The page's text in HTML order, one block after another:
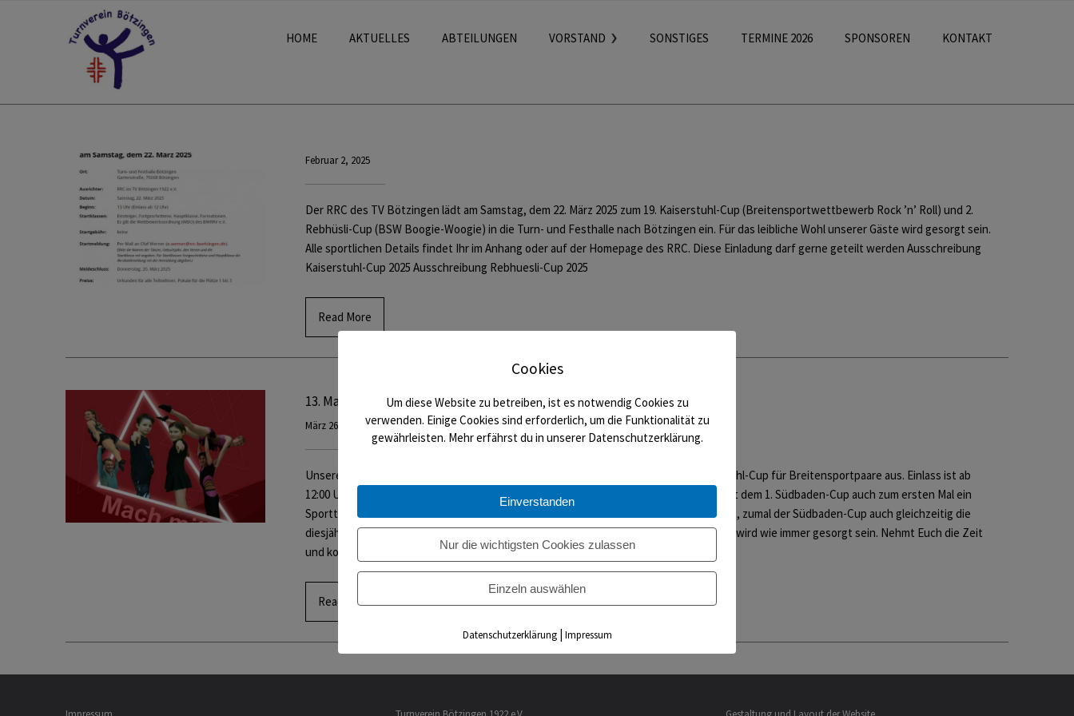
HOME AKTUELLES ABTEILUNGEN VORSTAND SONSTIGES TERMINE 2026 SPONSOREN KONTAKT
Februar 2, 2025
Der RRC des TV Bötzingen lädt am Samstag, dem 22. März 2025 zum 19. Kaiserstuhl-Cup (Breitensportwettbewerb Rock ’n’ Roll) und 2.
Rebhüsli-Cup (BSW Boogie-Woogie) in die Turn- und Festhalle nach Bötzingen ein. Für das leibliche Wohl unserer Gäste wird gesorgt sein.
Alle sportlichen Details findet Ihr im Anhang oder auf der Homepage des RRC. Diese Einladung darf gerne geteilt werden Ausschreibung
Kaiserstuhl-Cup 2025 Ausschreibung Rebhuesli-Cup 2025
Read More
13. Mai 2023 – Großer Turniertag Rock ’n’ Roll!
März 26, 2023
Unsere Rock ’n’ Roll Abteilung richtet am Samstag, den 13. Mai 2023 ihren 17. Kaiserstuhl-Cup für Breitensportpaare aus. Einlass ist ab
12:00 Uhr – Wettbewerbsbeginn um 13:00 Uhr! Turnierbeginn ab Gleichzeitig wird es mit dem 1. Südbaden-Cup auch zum ersten Mal ein
Sportturnier in Bötzingen geben. Es wird also reichlich sehenswertes geboten werden, zumal der Südbaden-Cup auch gleichzeitig die
diesjährige Landesmeisterschaft Baden-Württemberg sein wird. Für das leibliche Wohl wird wie immer gesorgt sein. Nehmt Euch die Zeit
und kommt doch…
Read More
Cookies
Um diese Website zu betreiben, ist es notwendig Cookies zu
verwenden. Einige Cookies sind erforderlich, um die Funktionalität zu
gewährleisten. Mehr erfährst du in unserer Datenschutzerklärung.
Einverstanden
Nur die wichtigsten Cookies zulassen
Einzeln auswählen
Datenschutzerklärung| Impressum